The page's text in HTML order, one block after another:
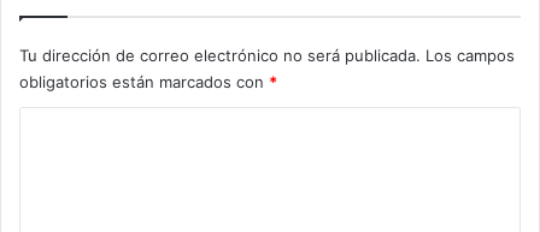
Tu dirección de correo electrónico no será publicada. Los campos
obligatorios están marcados con *